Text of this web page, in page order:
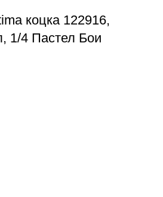
коцка 122916,
1/4 Пастел Бои